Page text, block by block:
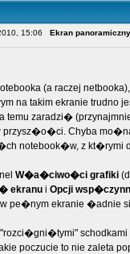
15:06 Ekran
(a raczej
na takim ekranie
zaradzi�
Chyba mo�na
notebook�w, z kt�rymi
W�a�ciwo�ci grafiki
ekranu i Opcji
w pe�nym ekranie �adnie
poczucie to nie zaleta